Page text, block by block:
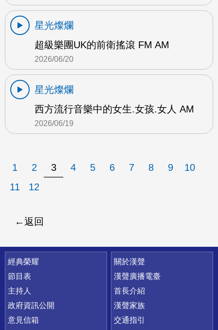
星光燦爛
超級樂團UK的前衛搖滾 FM AM
2026/06/20
星光燦爛
西方流行音樂中的女生.女孩.女人 AM
2026/06/19
1 2 3 4 5 6 7 8 9
10
11
12
返回
快速連結
經典榮耀
節目表
主持人
政府資訊公開
意見信箱
關於漢聲
漢聲廣播電臺
首長介紹
漢聲家族
交通指引